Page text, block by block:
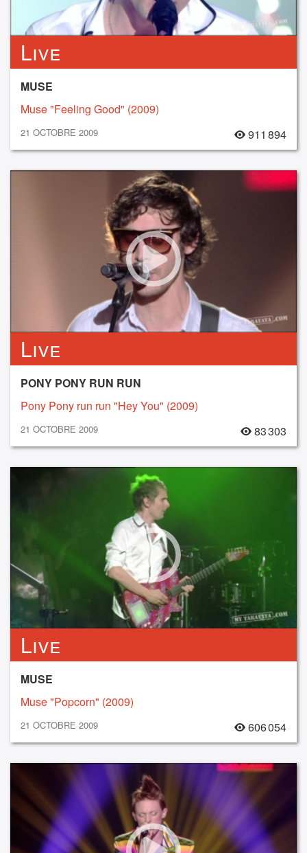
Live
MUSE
Muse "Feeling Good" (2009)
21 OCTOBRE 2009 911 894
Live
PONY PONY RUN RUN
Pony Pony run run "Hey You" (2009)
21 OCTOBRE 2009 83 303
Live
MUSE
Muse "Popcorn" (2009)
21 OCTOBRE 2009 606 054